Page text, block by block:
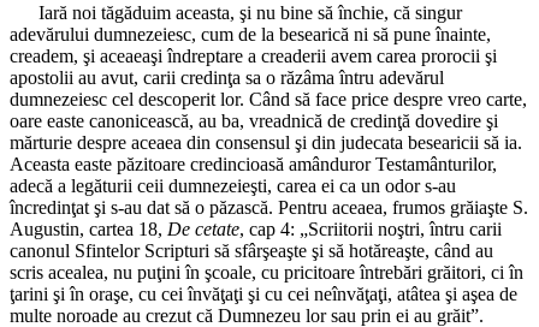
Iară noi tăgăduim aceasta, şi nu bine să închie, că singur
adevărului dumnezeiesc, cum de la besearică ni să pune înainte,
creadem, şi aceaeaşi îndreptare a creaderii avem carea prorocii şi
apostolii au avut, carii credinţa sa o răzâma întru adevărul
dumnezeiesc cel descoperit lor. Când să face price despre vreo carte,
oare easte canonicească, au ba, vreadnică de credinţă dovedire şi
mărturie despre aceaea din consensul şi din judecata besearicii să ia.
Aceasta easte păzitoare credincioasă amânduror Testamânturilor,
adecă a legăturii ceii dumnezeieşti, carea ei ca un odor s-au
încredinţat şi s-au dat să o păzască. Pentru aceaea, frumos grăiaşte S.
Augustin, cartea 18, De cetate, cap 4: „Scriitorii noştri, întru carii
canonul Sfintelor Scripturi să sfârşeaşte şi să hotăreaşte, când au
scris acealea, nu puţini în şcoale, cu pricitoare întrebări grăitori, ci în
ţarini şi în oraşe, cu cei învăţaţi şi cu cei neînvăţaţi, atâtea şi aşea de
multe noroade au crezut că Dumnezeu lor sau prin ei au grăit”.